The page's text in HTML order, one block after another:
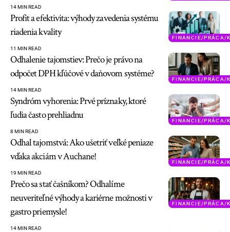
14 MIN READ
FINANCIE/PRÁCA/
Profit a efektivita: výhody zavedenia systému
riadenia kvality
11 MIN READ
FINANCIE/PRÁCA/
Odhalenie tajomstiev: Prečo je právo na
odpočet DPH kľúčové v daňovom systéme?
14 MIN READ
FINANCIE/PRÁCA/
Syndróm vyhorenia: Prvé príznaky, ktoré
ľudia často prehliadnu
8 MIN READ
FINANCIE/PRÁCA/
Odhal tajomstvá: Ako ušetriť veľké peniaze
vďaka akciám v Auchane!
19 MIN READ
FINANCIE/PRÁCA/
Prečo sa stať čašníkom? Odhalíme
neuveriteľné výhody a kariérne možnosti v
gastro priemysle!
14 MIN READ